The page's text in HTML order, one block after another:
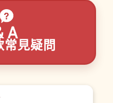
常見疑問